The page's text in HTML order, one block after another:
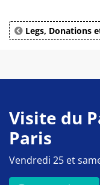
Legs, Donations
Visite du
Paris
Vendredi 25 et